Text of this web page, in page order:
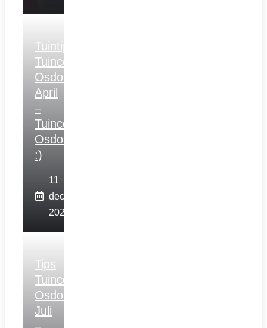
Tuintips
Tuincentrum
Osdorp
April
–
Tuincentrum
Osdorp
:)
11
december
2025
Tips
Tuincentrum
Osdorp
Juli